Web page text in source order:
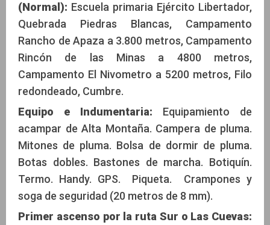
(Normal): Escuela primaria Ejército Libertador,
Quebrada Piedras Blancas, Campamento
Rancho de Apaza a 3.800 metros, Campamento
Rincón de las Minas a 4800 metros,
Campamento El Nivometro a 5200 metros, Filo
redondeado, Cumbre.
Equipo e Indumentaria: Equipamiento de
acampar de Alta Montaña. Campera de pluma.
Mitones de pluma. Bolsa de dormir de pluma.
Botas dobles. Bastones de marcha. Botiquín.
Termo. Handy. GPS. Piqueta. Crampones y
soga de seguridad (20 metros de 8 mm).
Primer ascenso por la ruta Sur o Las Cuevas: